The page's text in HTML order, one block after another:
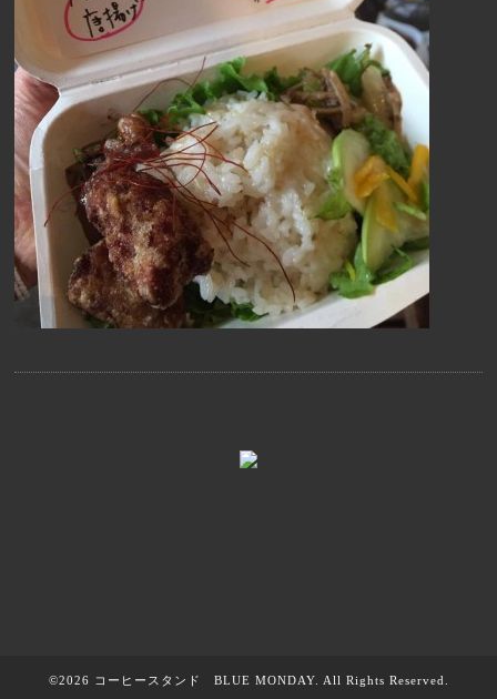
©2026 コーヒースタンド BLUE MONDAY. All Rights Reserved.